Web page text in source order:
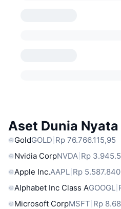
Aset Dunia
GoldGOLD Rp 76.766.115,95
Nvidia CorpNVDA Rp
Apple Inc.AAPL Rp
Alphabet Inc Class AGOOGL
Microsoft CorpMSFT Rp